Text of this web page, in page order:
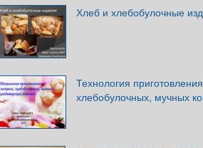
Хлеб и хлебобулочные
Технология
хлебобулочных, мучных